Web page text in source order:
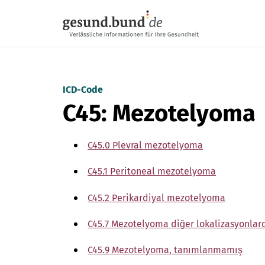
ICD-Code
C45: Mezotelyoma
C45.0 Plevral mezotelyoma
C45.1 Peritoneal mezotelyoma
C45.2 Perikardiyal mezotelyoma
C45.7 Mezotelyoma diğer
C45.9 Mezotelyoma, tanımlanmamış